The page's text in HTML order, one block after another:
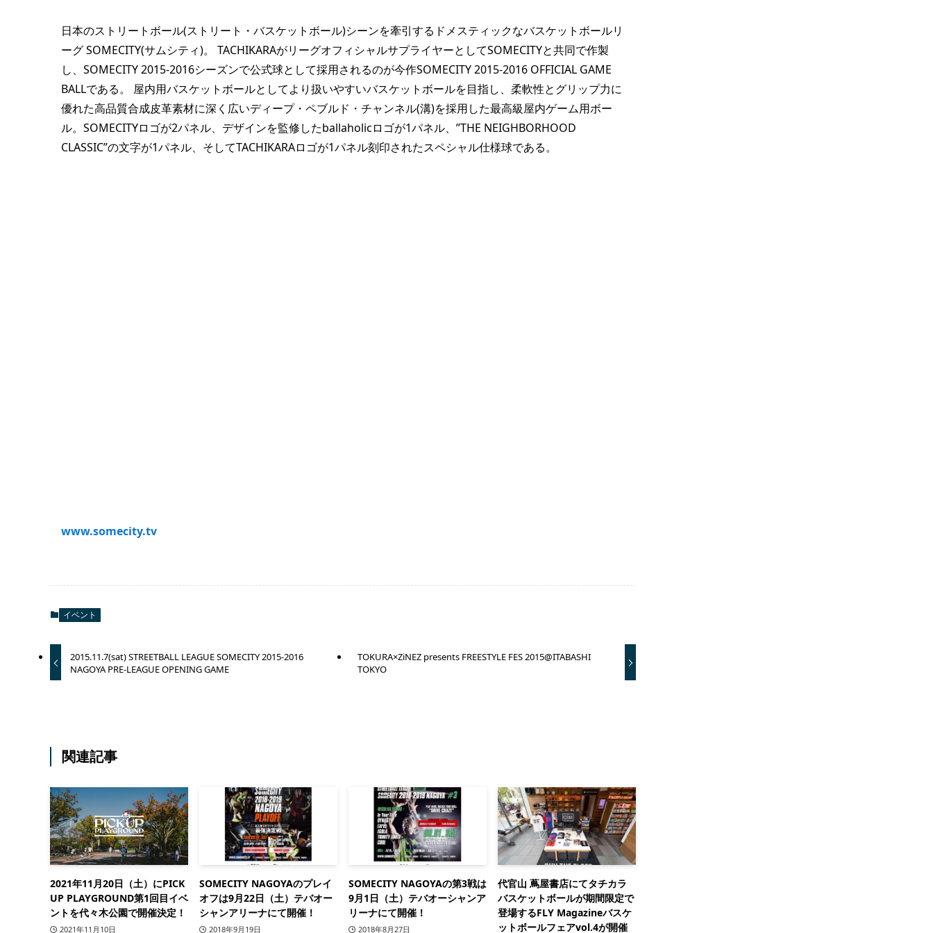
日本のストリートボール(ストリート・バスケットボール)シーンを牽引するドメスティックなバスケットボールリ
ーグ SOMECITY(サムシティ)。 TACHIKARAがリーグオフィシャルサプライヤーとしてSOMECITYと共同で作製
し、SOMECITY 2015-2016シーズンで公式球として採用されるのが今作SOMECITY 2015-2016 OFFICIAL GAME
BALLである。 屋内用バスケットボールとしてより扱いやすいバスケットボールを目指し、柔軟性とグリップ力に
優れた高品質合成皮革素材に深く広いディープ・ペブルド・チャンネル(溝)を採用した最高級屋内ゲーム用ボー
ル。SOMECITYロゴが2パネル、デザインを監修したballaholicロゴが1パネル、”THE NEIGHBORHOOD
CLASSIC”の文字が1パネル、そしてTACHIKARAロゴが1パネル刻印されたスペシャル仕様球である。
www.somecity.tv
イベント
2015.11.7(sat) STREETBALL LEAGUE SOMECITY 2015-2016
NAGOYA PRE-LEAGUE OPENING GAME
TOKURA×ZiNEZ presents FREESTYLE FES 2015@ITABASHI
TOKYO
関連記事
2021年11月20日（土）にPICK
UP PLAYGROUND第1回目イベ
ントを代々木公園で開催決定！
2021年11月10日
SOMECITY NAGOYAのプレイ
オフは9月22日（土）テバオー
シャンアリーナにて開催！
2018年9月19日
SOMECITY NAGOYAの第3戦は
9月1日（土）テバオーシャンア
リーナにて開催！
2018年8月27日
代官山 蔦屋書店にてタチカラ
バスケットボールが期間限定で
登場するFLY Magazineバスケ
ットボールフェアvol.4が開催